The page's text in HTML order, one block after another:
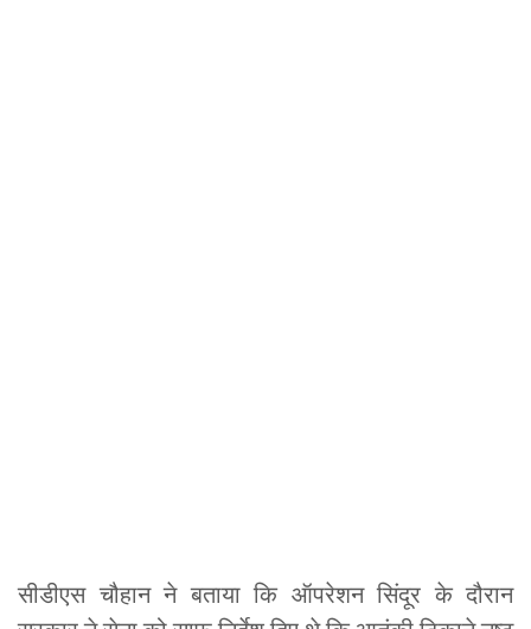
सीडीएस चौहान ने बताया कि ऑपरेशन सिंदूर के दौरान